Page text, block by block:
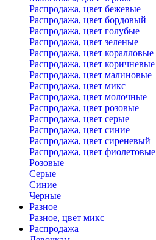
Распродажа, цвет бежевые
Распродажа, цвет бордовый
Распродажа, цвет голубые
Распродажа, цвет зеленые
Распродажа, цвет коралловые
Распродажа, цвет коричневые
Распродажа, цвет малиновые
Распродажа, цвет микс
Распродажа, цвет молочные
Распродажа, цвет розовые
Распродажа, цвет серые
Распродажа, цвет синие
Распродажа, цвет сиреневый
Распродажа, цвет фиолетовые
Розовые
Серые
Синие
Черные
Разное
Разное, цвет микс
Распродажа